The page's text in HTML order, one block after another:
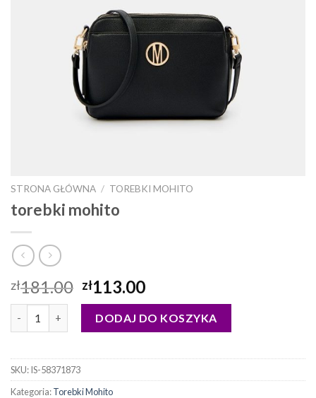
STRONA GŁÓWNA / TOREBKI MOHITO
torebki mohito
zł181.00 zł113.00
DODAJ DO KOSZYKA
SKU:IS-58371873
Kategoria:Torebki Mohito